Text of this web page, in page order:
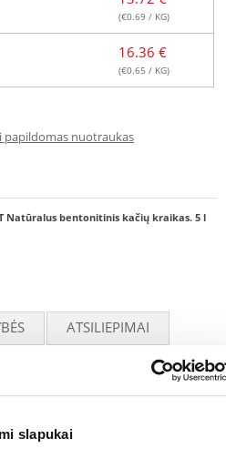
slapukai
(€0.69 / KG)
16.36 €
(€0.65 / KG)
papildomas nuotraukas
Natūralus bentonitinis kačių kraikas. 5 l
ATSILIEPIMAI
Pagaminta iš bentonito,
Sušokantis, formuoja